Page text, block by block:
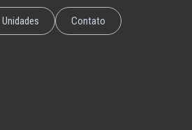
Unidades Contato